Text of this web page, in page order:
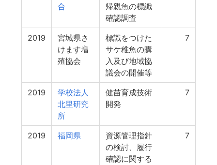
合
帰親魚の標識
確認調査
2019
宮城県さ
けます増
殖協会
標識をつけた
サケ稚魚の購
入及び地域協
議会の開催等
7
2019
学校法人
北里研究
所
健苗育成技術
開発
7
2019 福岡県
資源管理指針
の検討、履行
確認に関する
7